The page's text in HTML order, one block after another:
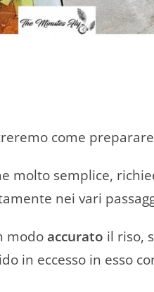
come
molto semplice,
nei vari
modo accurato il riso,
in eccesso in esso